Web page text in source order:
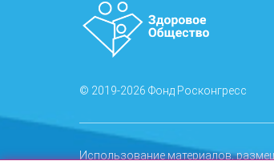
© 2019-2026 Фонд Росконгресс
Использование материалов,